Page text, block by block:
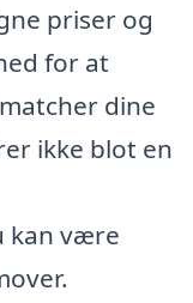
priser og
for at
dine
ikke blot en
kan være